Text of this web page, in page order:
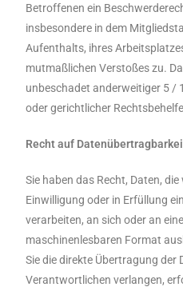
Betroffenen ein
insbesondere in dem
Aufenthalts, ihres
mutmaßlichen Verstoßes zu.
unbeschadet anderweitiger 5 /
oder gerichtlicher
Recht auf
Sie haben das Recht, Daten,
Einwilligung oder in Erfüllung
verarbeiten, an sich oder an
maschinenlesbaren Format
Sie die direkte Übertragung der
Verantwortlichen verlangen,